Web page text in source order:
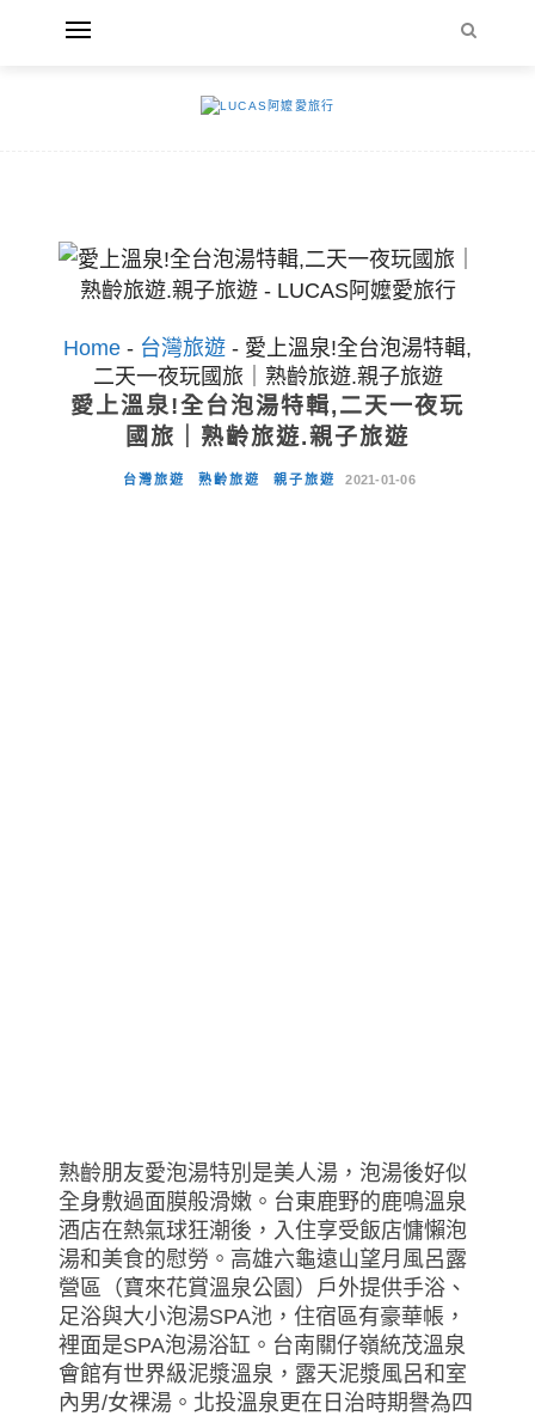
Home - 台灣旅遊 - 愛上溫泉!全台泡湯特輯,
二天一夜玩國旅｜熟齡旅遊.親子旅遊
愛上溫泉!全台泡湯特輯,二天一夜玩
國旅｜熟齡旅遊.親子旅遊
台灣旅遊 熟齡旅遊 親子旅遊 2021-01-06
熟齡朋友愛泡湯特別是美人湯，泡湯後好似
全身敷過面膜般滑嫩。台東鹿野的鹿鳴溫泉
酒店在熱氣球狂潮後，入住享受飯店慵懶泡
湯和美食的慰勞。高雄六龜遠山望月風呂露
營區（寶來花賞溫泉公園）戶外提供手浴、
足浴與大小泡湯SPA池，住宿區有豪華帳，
裡面是SPA泡湯浴缸。台南關仔嶺統茂溫泉
會館有世界級泥漿溫泉，露天泥漿風呂和室
內男/女裸湯。北投溫泉更在日治時期譽為四